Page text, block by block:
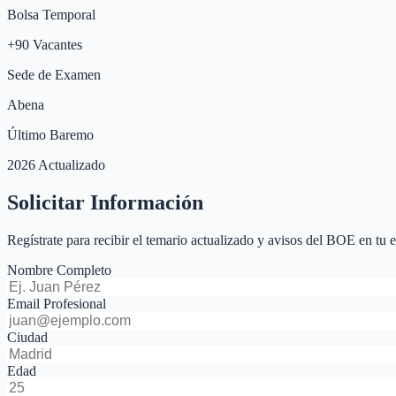
Bolsa Temporal
+90 Vacantes
Sede de Examen
Abena
Último Baremo
2026 Actualizado
Solicitar Información
Regístrate para recibir el temario actualizado y avisos del BOE en tu
Nombre Completo
Email Profesional
Ciudad
Edad